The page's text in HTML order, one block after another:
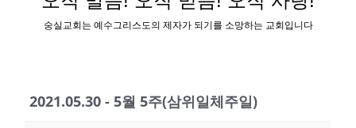
숭실교회는 예수그리스도의 제자가 되기를 소망하는 교회입니다
2021.05.30 - 5월 5주(삼위일체주일)